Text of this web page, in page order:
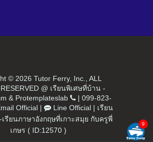
© 2026 Tutor Ferry, Inc., ALL
@ เรียนพิเศษที่บ้าน -
& Protemplateslab | 099-823-
Official| Line Official| เรียน
รียนภาษาอังกฤษที่เกาะสมุย กับครูพี่
เกษร ( ID:12570 )